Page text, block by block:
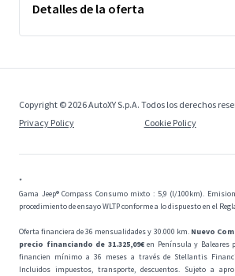
Detalles de la oferta
Copyright © 2026 AutoXY S.p.A. Todos los derechos
Privacy Policy
Cookie Policy
*
Gama Jeep® Compass Consumo mixto : 5,9 (l/100km).
procedimiento de ensayo WLTP conforme a lo dispuesto en el
Oferta financiera de 36 mensualidades y 30.000 km. Nuevo
precio financiando de 31.325,09€en Península y Baleares
financien mínimo a 36 meses a través de Stellantis
Incluidos impuestos, transporte, descuentos. Sujeto a